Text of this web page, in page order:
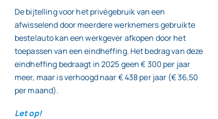
De bijtelling voor het privégebruik van een
afwisselend door meerdere werknemers gebruikte
bestelauto kan een werkgever afkopen door het
toepassen van een eindheffing. Het bedrag van deze
eindheffing bedraagt in 2025 geen € 300 per jaar
meer, maar is verhoogd naar € 438 per jaar (€ 36,50
per maand).
Let op!